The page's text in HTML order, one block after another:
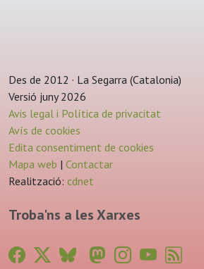
Des de 2012 · La Segarra (Catalonia)
Versió juny 2026
Avis legal i Política de privacitat
Avís de cookies
Edita consentiment de cookies
Mapa web | Contactar
Realització: cdnet
Troba'ns a les Xarxes